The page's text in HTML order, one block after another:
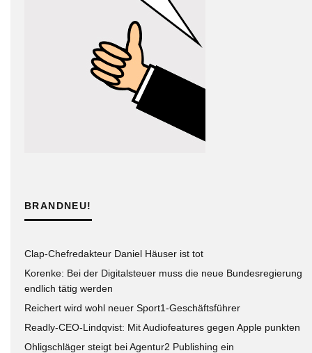
BRANDNEU!
Clap-Chefredakteur Daniel Häuser ist tot
Korenke: Bei der Digitalsteuer muss die neue Bundesregierung
endlich tätig werden
Reichert wird wohl neuer Sport1-Geschäftsführer
Readly-CEO-Lindqvist: Mit Audiofeatures gegen Apple punkten
Ohligschläger steigt bei Agentur2 Publishing ein